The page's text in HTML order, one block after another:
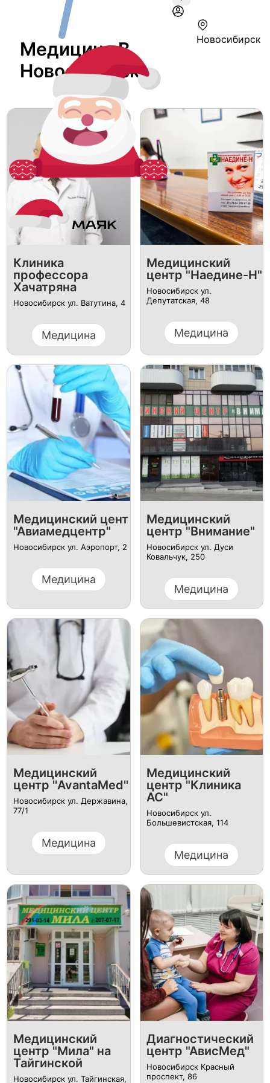
Новосибирск
Медицина В
Новосибирске
Клиника
профессора
Хачатряна
Новосибирск ул. Ватутина, 4
Медицина
Медицинский
центр "Наедине-Н"
Новосибирск ул.
Депутатская, 48
Медицина
Медицинский цент
"Авиамедцентр"
Новосибирск ул. Аэропорт, 2
Медицина
Медицинский
центр "Внимание"
Новосибирск ул. Дуси
Ковальчук, 250
Медицина
Медицинский
центр ''AvantaMed''
Новосибирск ул. Державина,
77/1
Медицина
Медицинский
центр "Клиника
АС"
Новосибирск ул.
Большевистская, 114
Медицина
Медицинский
центр "Мила" на
Тайгинской
Новосибирск ул. Тайгинская,
Диагностический
центр "АвисМед"
Новосибирск Красный
проспект, 86